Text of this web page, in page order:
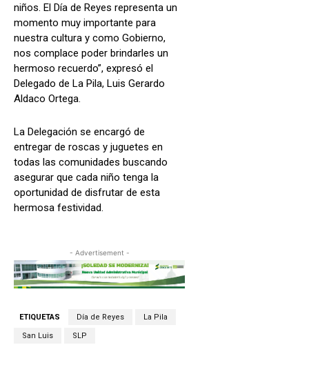
niños. El Día de Reyes representa un
momento muy importante para
nuestra cultura y como Gobierno,
nos complace poder brindarles un
hermoso recuerdo”, expresó el
Delegado de La Pila, Luis Gerardo
Aldaco Ortega.
La Delegación se encargó de
entregar de roscas y juguetes en
todas las comunidades buscando
asegurar que cada niño tenga la
oportunidad de disfrutar de esta
hermosa festividad.
- Advertisement -
ETIQUETAS Día de Reyes La Pila
San Luis SLP